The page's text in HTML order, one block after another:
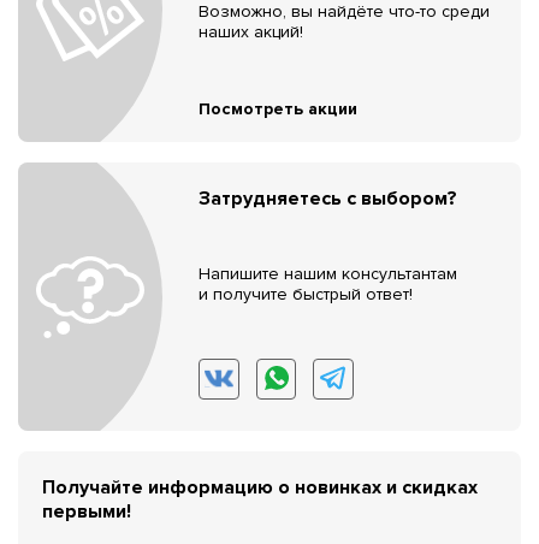
Возможно, вы найдёте что-то среди
наших акций!
Посмотреть акции
Затрудняетесь с выбором?
Напишите нашим консультантам
и получите быстрый ответ!
Получайте информацию о новинках и скидках
первыми!